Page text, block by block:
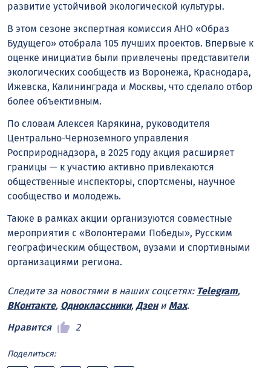
развитие устойчивой экологической культуры.
В этом сезоне экспертная комиссия АНО «Образ
Будущего» отобрала 105 лучших проектов. Впервые к
оценке инициатив были привлечены представители
экологических сообществ из Воронежа, Краснодара,
Ижевска, Калининграда и Москвы, что сделало отбор
более объективным.
По словам Алексея Карякина, руководителя
Центрально-Черноземного управления
Росприроднадзора, в 2025 году акция расширяет
границы — к участию активно привлекаются
общественные инспекторы, спортсмены, научное
сообщество и молодежь.
Также в рамках акции организуются совместные
мероприятия с «Волонтерами Победы», Русским
географическим обществом, вузами и спортивными
организациями региона.
Следите за новостями в наших соцсетях: Telegram,
ВКонтакте, Одноклассники, Дзени Max.
Нравится
2
Поделиться: